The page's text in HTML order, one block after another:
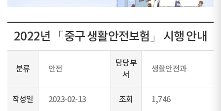
2022년 「중구 생활안전보험」 시행 안내
분류 안전
담당부
서
생활안전과
작성일 2023-02-13 조회 1,746